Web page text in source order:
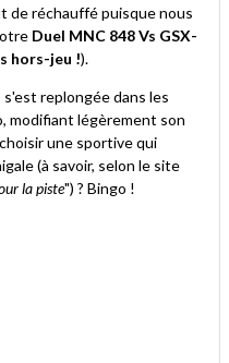
de réchauffé puisque nous
Duel MNC 848 Vs GSX-
hors-jeu !).
replongée dans les
modifiant légèrement son
une sportive qui
(à savoir, selon le site
la piste") ? Bingo !